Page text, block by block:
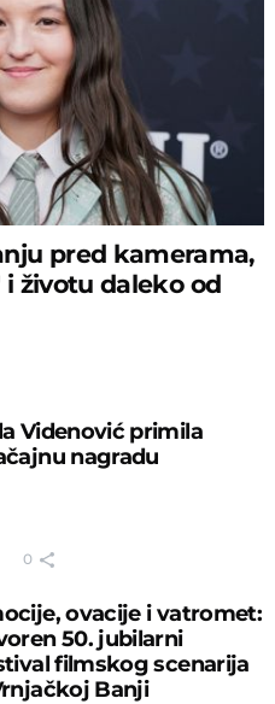
pred kamerama,
i životu daleko od
Videnović primila
nagradu
0
ovacije i vatromet:
50. jubilarni
filmskog scenarija
Banji